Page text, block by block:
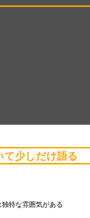
て少しだけ語る
特な雰囲気がある